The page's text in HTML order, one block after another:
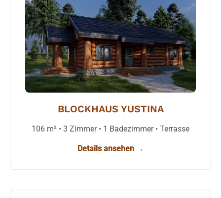
BLOCKHAUS YUSTINA
106 m² • 3 Zimmer • 1 Badezimmer • Terrasse
Details ansehen →